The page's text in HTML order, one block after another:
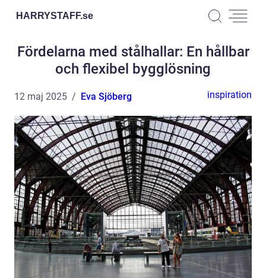
HARRYSTAFF.se
Fördelarna med stålhallar: En hållbar
och flexibel bygglösning
12 maj 2025 Eva Sjöberg inspiration